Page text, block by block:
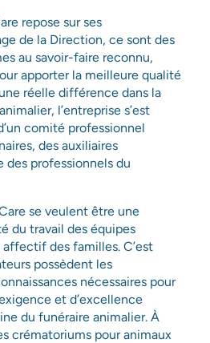
repose sur ses
de la Direction, ce sont des
au savoir-faire reconnu,
apporter la meilleure qualité
réelle différence dans la
l’entreprise s’est
comité professionnel
des auxiliaires
des professionnels du
se veulent être une
du travail des équipes
des familles. C’est
possèdent les
nécessaires pour
et d’excellence
du funéraire animalier. À
crématoriums pour animaux